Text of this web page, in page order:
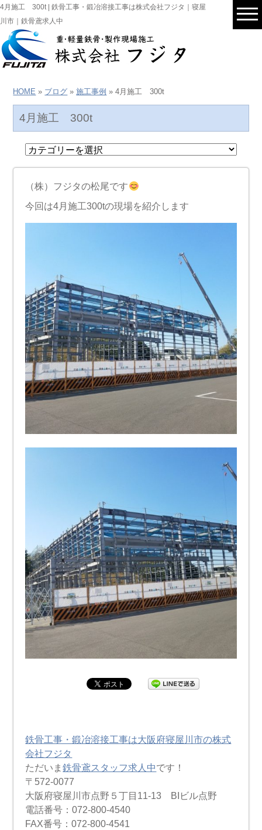
4月施工 300t | 鉄骨工事・鍛冶溶接工事は株式会社フジタ｜寝屋
川市｜鉄骨鳶求人中
HOME » ブログ »施工事例 » 4月施工 300t
4月施工 300t
（株）フジタの松尾です
今回は4月施工300tの現場を紹介します
鉄骨工事・鍛冶溶接工事は大阪府寝屋川市の株式
会社フジタ
ただいま鉄骨鳶スタッフ求人中です！
〒572-0077
大阪府寝屋川市点野５丁目11-13 BIビル点野
電話番号：072-800-4540
FAX番号：072-800-4541